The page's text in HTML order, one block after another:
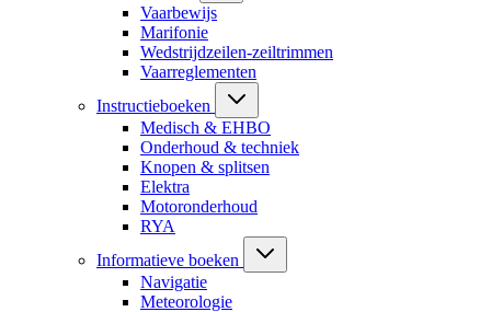
Vaarbewijs
Marifonie
Wedstrijdzeilen-zeiltrimmen
Vaarreglementen
Instructieboeken
Medisch & EHBO
Onderhoud & techniek
Knopen & splitsen
Elektra
Motoronderhoud
RYA
Informatieve boeken
Navigatie
Meteorologie